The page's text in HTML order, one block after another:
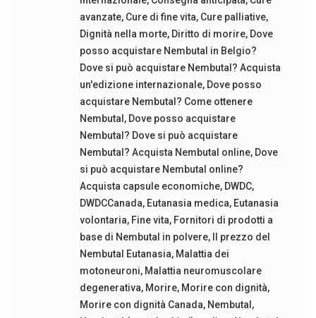
avanzate, Cure di fine vita, Cure palliative,
Dignità nella morte, Diritto di morire, Dove
posso acquistare Nembutal in Belgio?
Dove si può acquistare Nembutal? Acquista
un'edizione internazionale, Dove posso
acquistare Nembutal? Come ottenere
Nembutal , Dove posso acquistare
Nembutal? Dove si può acquistare
Nembutal? Acquista Nembutal online, Dove
si può acquistare Nembutal online?
Acquista capsule economiche, DWDC,
DWDCCanada, Eutanasia medica, Eutanasia
volontaria, Fine vita, Fornitori di prodotti a
base di Nembutal in polvere,
Il prezzo del
Nembutal Eutanasia, Malattia dei
motoneuroni, Malattia neuromuscolare
degenerativa, Morire, Morire con dignità,
Morire con dignità Canada, Nembutal ,